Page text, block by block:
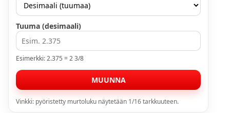
Tuuma (desimaali)
Esimerkki: 2.375 = 2 3/8
MUUNNA
Vinkki: pyöristetty murtoluku näytetään 1/16 tarkkuuteen.